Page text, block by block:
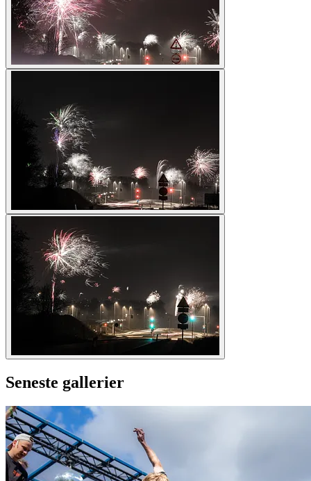
Seneste gallerier